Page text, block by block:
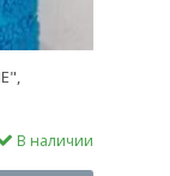
В наличии